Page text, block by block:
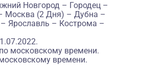
Новгород – Городец –
Москва (2 Дня) – Дубна –
Ярославль – Кострома –
московскому времени.
времени.